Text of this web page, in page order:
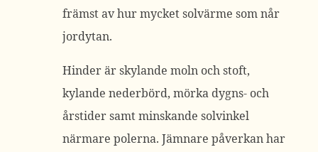
främst av hur mycket solvärme som når
jordytan.
Hinder är skylande moln och stoft,
kylande nederbörd, mörka dygns- och
årstider samt minskande solvinkel
närmare polerna. Jämnare påverkan har